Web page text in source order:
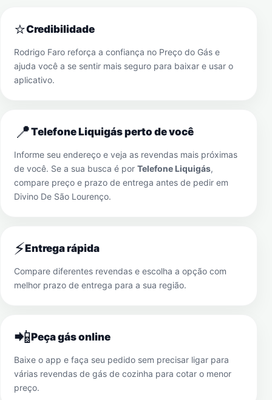
⭐Credibilidade
Rodrigo Faro reforça a confiança no Preço do Gás e
ajuda você a se sentir mais seguro para baixar e usar o
aplicativo.
📍Telefone Liquigás perto de você
Informe seu endereço e veja as revendas mais próximas
de você. Se a sua busca é por Telefone Liquigás,
compare preço e prazo de entrega antes de pedir em
Divino De São Lourenço.
⚡Entrega rápida
Compare diferentes revendas e escolha a opção com
melhor prazo de entrega para a sua região.
📲Peça gás online
Baixe o app e faça seu pedido sem precisar ligar para
várias revendas de gás de cozinha para cotar o menor
preço.